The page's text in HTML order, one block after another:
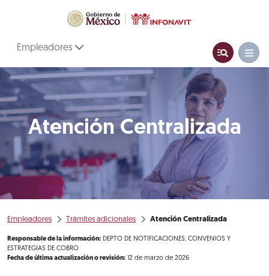
Empleadores
Atención Centralizada
Empleadores Trámites adicionales Atención Centralizada
Responsable de la información: DEPTO DE NOTIFICACIONES, CONVENIOS Y
ESTRATEGIAS DE COBRO
Fecha de última actualización o revisión: 12 de marzo de 2026